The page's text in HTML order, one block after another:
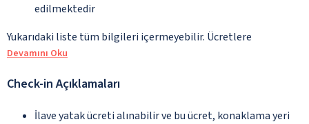
edilmektedir
Yukarıdaki liste tüm bilgileri içermeyebilir. Ücretlere
Devamını Oku
Check-in Açıklamaları
İlave yatak ücreti alınabilir ve bu ücret, konaklama yeri